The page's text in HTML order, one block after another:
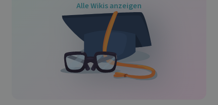
Alle Wikis anzeigen